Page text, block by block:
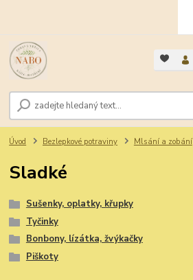
Úvod Bezlepkové potraviny Mlsání a zobání
Sladké
Sušenky, oplatky, křupky
Tyčinky
Bonbony, lízátka, žvýkačky
Piškoty